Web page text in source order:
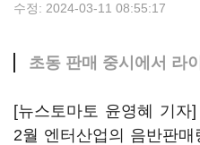
수정: 2024-03-11 08:55:17
초동 판매 중시에서 라
[뉴스토마토 윤영혜 기자]
2월 엔터산업의 음반판